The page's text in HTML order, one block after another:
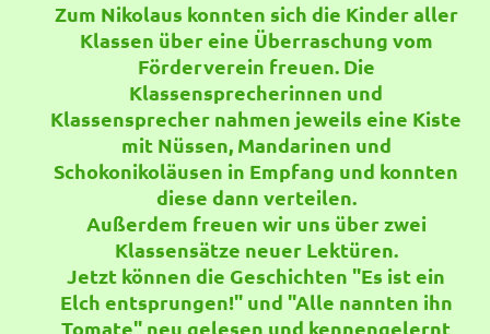
Zum Nikolaus konnten sich die Kinder aller
Klassen über eine Überraschung vom
Förderverein freuen. Die
Klassensprecherinnen und
Klassensprecher nahmen jeweils eine Kiste
mit Nüssen, Mandarinen und
Schokonikoläusen in Empfang und konnten
diese dann verteilen.
Außerdem freuen wir uns über zwei
Klassensätze neuer Lektüren.
Jetzt können die Geschichten "Es ist ein
Elch entsprungen!" und "Alle nannten ihn
Tomate" neu gelesen und kennengelernt